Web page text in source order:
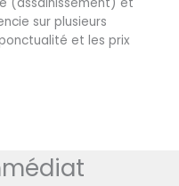
sur plusieurs
et les prix